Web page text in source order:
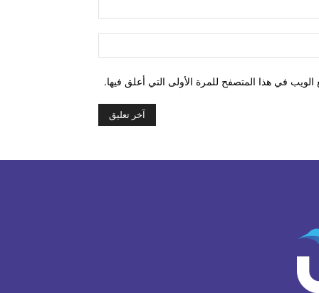
الإلكتروني:*
في هذا المتصفح للمرة الأولى التي أعلق فيها.